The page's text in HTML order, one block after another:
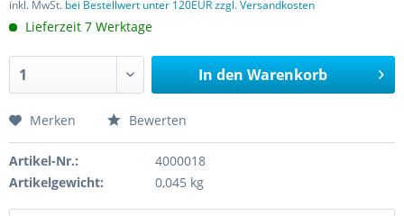
inkl. MwSt. bei Bestellwert unter 120EUR zzgl. Versandkosten
Lieferzeit 7 Werktage
In den Warenkorb
Merken Bewerten
Artikel-Nr.:
4000018
Artikelgewicht:
0,045 kg